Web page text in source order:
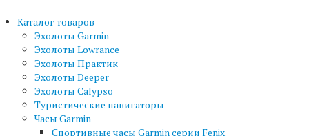
Каталог товаров
Эхолоты Garmin
Эхолоты Lowrance
Эхолоты Практик
Эхолоты Deeper
Эхолоты Calypso
Туристические навигаторы
Часы Garmin
Спортивные часы Garmin серии Fenix